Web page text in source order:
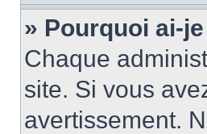
» Pourquoi ai-
Chaque
site. Si vous
avertissement.